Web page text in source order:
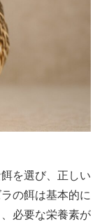
を選び、正しい
の餌は基本的に
必要な栄養素が